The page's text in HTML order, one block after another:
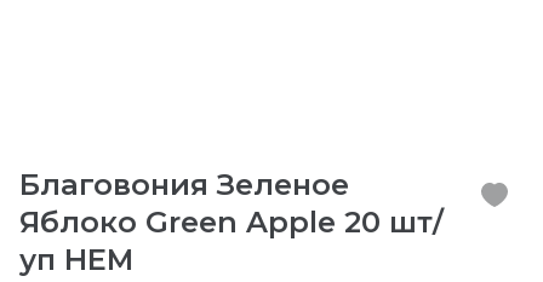
Благовония Зеленое
Яблоко Green Apple 20 шт/
уп HEM